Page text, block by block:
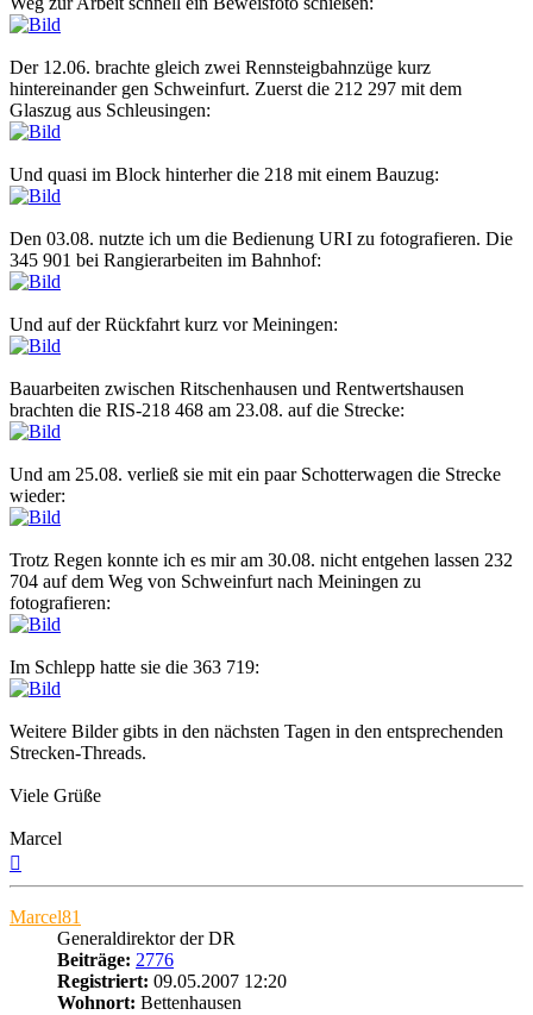
Der 12.06. brachte gleich zwei Rennsteigbahnzüge kurz
hintereinander gen Schweinfurt. Zuerst die 212 297 mit dem
Glaszug aus Schleusingen:
Und quasi im Block hinterher die 218 mit einem Bauzug:
Den 03.08. nutzte ich um die Bedienung URI zu fotografieren. Die
345 901 bei Rangierarbeiten im Bahnhof:
Und auf der Rückfahrt kurz vor Meiningen:
Bauarbeiten zwischen Ritschenhausen und Rentwertshausen
brachten die RIS-218 468 am 23.08. auf die Strecke:
Und am 25.08. verließ sie mit ein paar Schotterwagen die Strecke
wieder:
Trotz Regen konnte ich es mir am 30.08. nicht entgehen lassen 232
704 auf dem Weg von Schweinfurt nach Meiningen zu
fotografieren:
Im Schlepp hatte sie die 363 719:
Weitere Bilder gibts in den nächsten Tagen in den entsprechenden
Strecken-Threads.
Viele Grüße
Marcel
Marcel81
Generaldirektor der DR
Beiträge: 2776
Registriert: 09.05.2007 12:20
Wohnort: Bettenhausen